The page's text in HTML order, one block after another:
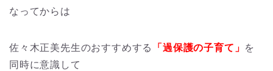
なってからは
佐々木正美先生のおすすめする 「過保護の子育て」 を
同時に意識して